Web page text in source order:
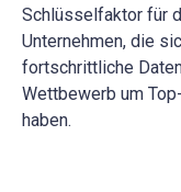
Schlüsselfaktor für
Unternehmen, die
fortschrittliche
Wettbewerb um
haben.